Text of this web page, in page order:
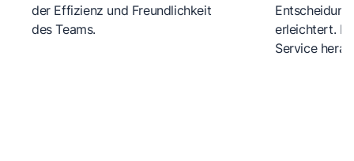
der Effizienz und Freundlichkeit
des Teams.
erleichtert.
Service